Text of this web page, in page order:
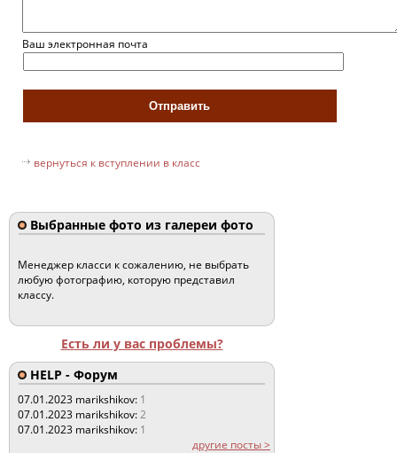
Ваш электронная почта
вернуться к вступлении в класс
Выбранные фото из галереи фото
Менеджер класси к сожалению, не выбрать
любую фотографию, которую представил
классу.
Есть ли у вас проблемы?
HELP - Форум
07.01.2023 marikshikov: 1
07.01.2023 marikshikov:2
07.01.2023 marikshikov: 1
другие посты >